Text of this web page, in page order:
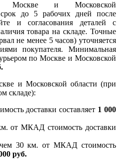
Москве и Московской
срок до 5 рабочих дней после
и согласования деталей с
товара на складе. Точные
не менее 5 часов) уточняется
покупателя. Минимальная
по Москве и Московской
и Московской области (при
складе):
доставки составляет 1 000
от МКАД стоимость доставки
чем 30 км. от МКАД стоимость
руб.